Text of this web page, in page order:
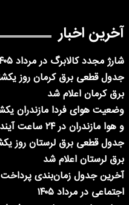
آخرین اخبار
شارژ مجدد کالابرگ در مرداد ۱۴۰۵ در راه است
برق کرمان اعلام شد
و هوا مازندران در ۲۴ ساعت آینده + هواشناسی مازندران
برق لرستان اعلام شد
آخرین جدول زمان‌بندی پرداخت
اجتماعی در مرداد ۱۴۰۵